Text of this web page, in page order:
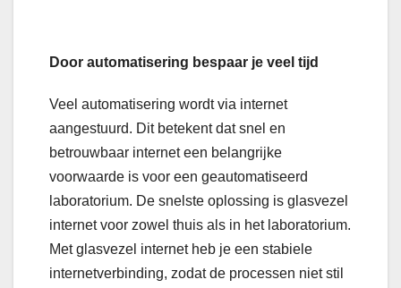
Door automatisering bespaar je veel tijd
Veel automatisering wordt via internet
aangestuurd. Dit betekent dat snel en
betrouwbaar internet een belangrijke
voorwaarde is voor een geautomatiseerd
laboratorium. De snelste oplossing is glasvezel
internet voor zowel thuis als in het laboratorium.
Met glasvezel internet heb je een stabiele
internetverbinding, zodat de processen niet stil